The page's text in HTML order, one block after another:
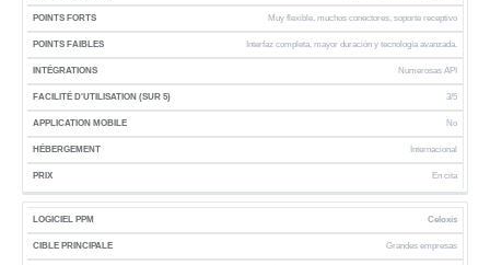
S
O
F
T
W
A
R
E
P
P
O
B
J
E
T
I
V
O
R
I
N
C
P
U
N
T
O
S
U
R
T
E
B
I
D
D
E
I
T
G
C
O
N
C
I
D
A
E
S
P
A
Ó
M
Ó
J
I
N
T
E
I
Muy flexible, muchos conectores, soporte receptivo
Interfaz completa, mayor duración y tecnología avanzada.
Numerosas API
3/5
No
Internacional
En cita
Celoxis
Grandes empresas